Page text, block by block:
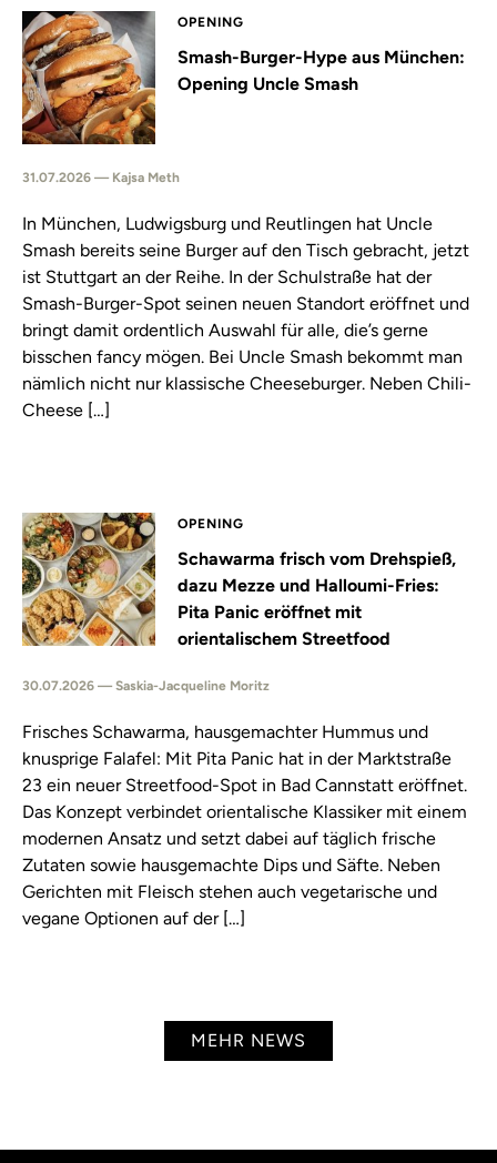
OPENING
Smash-Burger-Hype aus München:
Opening Uncle Smash
31.07.2026 — Kajsa Meth
In München, Ludwigsburg und Reutlingen hat Uncle
Smash bereits seine Burger auf den Tisch gebracht, jetzt
ist Stuttgart an der Reihe. In der Schulstraße hat der
Smash-Burger-Spot seinen neuen Standort eröffnet und
bringt damit ordentlich Auswahl für alle, die’s gerne
bisschen fancy mögen. Bei Uncle Smash bekommt man
nämlich nicht nur klassische Cheeseburger. Neben Chili-
Cheese […]
OPENING
Schawarma frisch vom Drehspieß,
dazu Mezze und Halloumi-Fries:
Pita Panic eröffnet mit
orientalischem Streetfood
30.07.2026 — Saskia-Jacqueline Moritz
Frisches Schawarma, hausgemachter Hummus und
knusprige Falafel: Mit Pita Panic hat in der Marktstraße
23 ein neuer Streetfood-Spot in Bad Cannstatt eröffnet.
Das Konzept verbindet orientalische Klassiker mit einem
modernen Ansatz und setzt dabei auf täglich frische
Zutaten sowie hausgemachte Dips und Säfte. Neben
Gerichten mit Fleisch stehen auch vegetarische und
vegane Optionen auf der […]
MEHR NEWS